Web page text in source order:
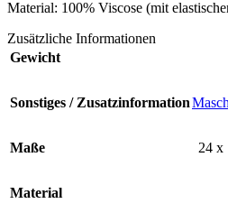
Material: 100% Viscose (mit
Zusätzliche Informationen
Gewicht
Sonstiges / Zusatzinformation
Maße 24 x
Material